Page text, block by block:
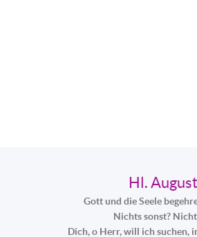
Hl.
Gott und die Seele
Nichts sonst?
Dich, o Herr, will ich suchen,